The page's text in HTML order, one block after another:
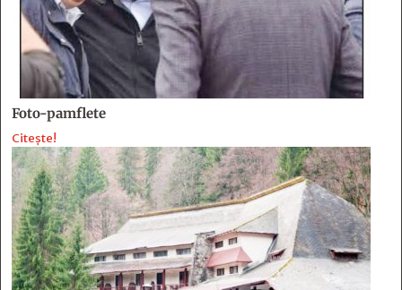
Foto-pamflete
Citește!